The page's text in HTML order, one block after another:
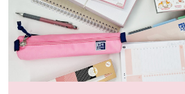
zoek?